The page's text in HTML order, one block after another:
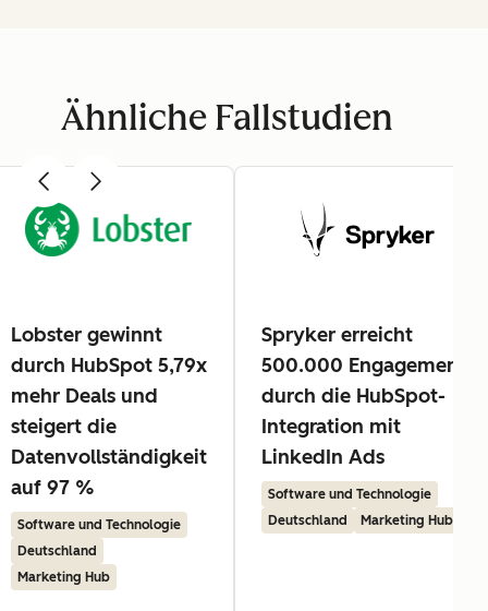
Ähnliche Fallstudien
Lobster gewinnt
durch HubSpot 5,79x
mehr Deals und
steigert die
Datenvollständigkeit
auf 97 %
Software und Technologie
Deutschland
Marketing Hub
Spryker erreicht
500.000 Engagements
durch die HubSpot-
Integration mit
LinkedIn Ads
Software und Technologie
Deutschland
Marketing Hub